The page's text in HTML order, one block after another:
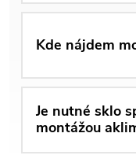
Kde nájdem
Je nutné sklo
montážou